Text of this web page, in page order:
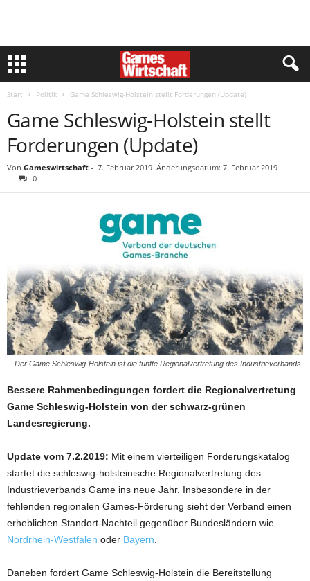
Start Politik Game Schleswig-Holstein stellt Forderungen (Update)
Game Schleswig-Holstein stellt
Forderungen (Update)
Von Gameswirtschaft - 7. Februar 2019 Änderungsdatum: 7. Februar 2019
0
Der Game Schleswig-Holstein ist die fünfte Regionalvertretung des Industrieverbands.
Bessere Rahmenbedingungen fordert die Regionalvertretung
Game Schleswig-Holstein von der schwarz-grünen
Landesregierung.
Update vom 7.2.2019: Mit einem vierteiligen Forderungskatalog
startet die schleswig-holsteinische Regionalvertretung des
Industrieverbands Game ins neue Jahr. Insbesondere in der
fehlenden regionalen Games-Förderung sieht der Verband einen
erheblichen Standort-Nachteil gegenüber Bundesländern wie
Nordrhein-Westfalen oder Bayern
Daneben fordert Game Schleswig-Holstein die Bereitstellung